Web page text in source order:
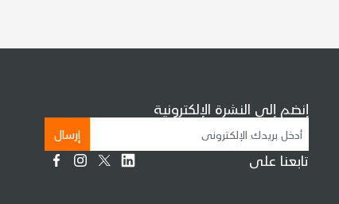
إنضم إلى النشرة الإلكترونية
إرسال
تابعنا على